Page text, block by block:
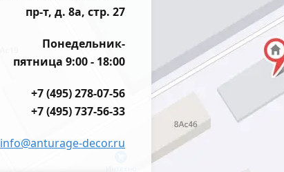
пр-т, д. 8а, стр. 27
Понедельник-
пятница 9:00 - 18:00
+7 (495) 278-07-56
+7 (495) 737-56-33
info@anturage-decor.ru